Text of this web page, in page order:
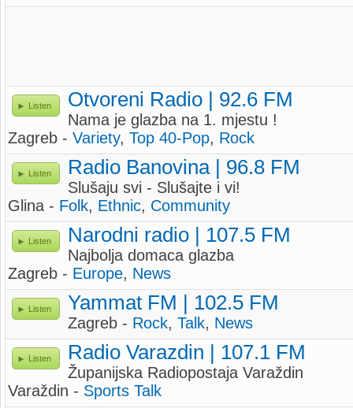
Listen Otvoreni Radio | 92.6 FM
Nama je glazba na 1. mjestu !
Zagreb - Variety, Top 40-Pop, Rock
Listen Radio Banovina | 96.8 FM
Slušaju svi - Slušajte i vi!
Glina - Folk, Ethnic, Community
Listen Narodni radio | 107.5 FM
Najbolja domaca glazba
Zagreb - Europe, News
Listen Yammat FM | 102.5 FM
Zagreb - Rock, Talk, News
Listen Radio Varazdin | 107.1 FM
Županijska Radiopostaja Varaždin
Varaždin - Sports Talk